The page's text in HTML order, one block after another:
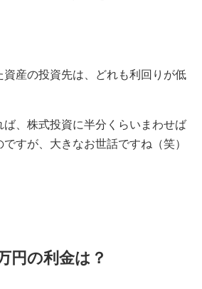
資産の投資先は、どれも利回りが低
ば、株式投資に半分くらいまわせば
すが、大きなお世話ですね（笑）
円の利金は？